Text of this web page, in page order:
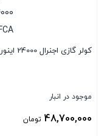
کولر گازی اجنرال 24000 اینورتر مدل ASGS24LFCA
موجود در انبار
48,700,000 تومان